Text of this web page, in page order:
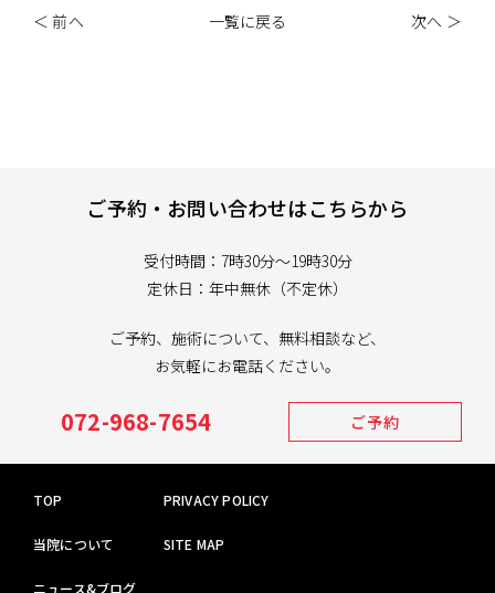
＜ 前へ 一覧に戻る 次へ ＞
ご予約・お問い合わせはこちらから
受付時間：7時30分～19時30分
定休日：年中無休（不定休）
ご予約、施術について、無料相談など、
お気軽にお電話ください。
072-968-7654 ご予約
TOP
当院について
ニュース&ブログ
PRIVACY POLICY
SITE MAP